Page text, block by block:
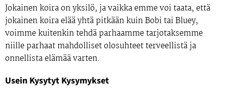
Jokainen koira on yksilö, ja vaikka emme voi taata, että
jokainen koira elää yhtä pitkään kuin Bobi tai Bluey,
voimme kuitenkin tehdä parhaamme tarjotaksemme
niille parhaat mahdolliset olosuhteet terveellistä ja
onnellista elämää varten.
Usein Kysytyt Kysymykset